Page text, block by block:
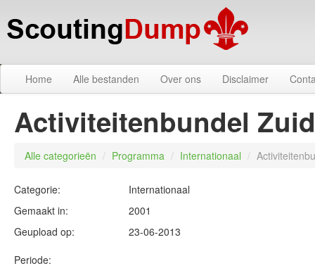
Home Alle bestanden Over ons Disclaimer
Activiteitenbundel
Alle categorieën / Programma / Internationaal /
Categorie:
Internationaal
Gemaakt in:
2001
Geupload op:
23-06-2013
Periode: